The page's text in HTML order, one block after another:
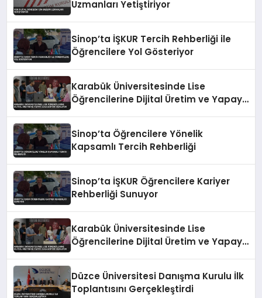
Uzmanları Yetiştiriyor
Sinop’ta İŞKUR Tercih Rehberliği ile
Öğrencilere Yol Gösteriyor
Karabük Üniversitesinde Lise
Öğrencilerine Dijital Üretim ve Yapay
Sinop’ta Öğrencilere Yönelik
Kapsamlı Tercih Rehberliği
Sinop’ta İŞKUR Öğrencilere Kariyer
Rehberliği Sunuyor
Karabük Üniversitesinde Lise
Öğrencilerine Dijital Üretim ve Yapay
Düzce Üniversitesi Danışma Kurulu İlk
Toplantısını Gerçekleştirdi